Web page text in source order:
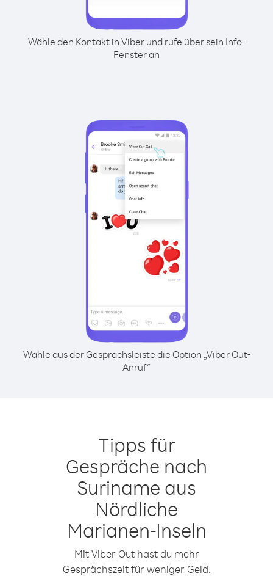
Wähle den Kontakt in Viber und rufe über sein Info-
Fenster an
Wähle aus der Gesprächsleiste die Option „Viber Out-
Anruf“
Tipps für
Gespräche nach
Suriname aus
Nördliche
Marianen-Inseln
Mit Viber Out hast du mehr
Gesprächszeit für weniger Geld.